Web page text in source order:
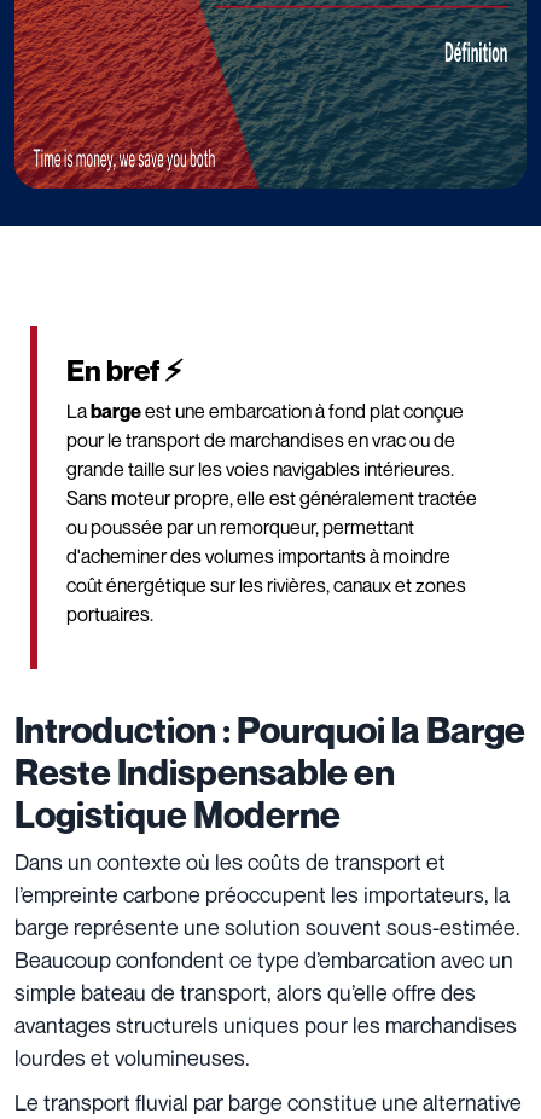
En bref ⚡
Labargeest une embarcation à fond plat conçue
pour le transport de marchandises en vrac ou de
grande taille sur les voies navigables intérieures.
Sans moteur propre, elle est généralement tractée
ou poussée par un remorqueur, permettant
d'acheminer des volumes importants à moindre
coût énergétique sur les rivières, canaux et zones
portuaires.
Introduction : Pourquoi la Barge
Reste Indispensable en
Logistique Moderne
Dans un contexte où les coûts de transport et
l’empreinte carbone préoccupent les importateurs, la
barge représente une solution souvent sous-estimée.
Beaucoup confondent ce type d’embarcation avec un
simple bateau de transport, alors qu’elle offre des
avantages structurels uniques pour les marchandises
lourdes et volumineuses.
Le transport fluvial par barge constitue une alternative